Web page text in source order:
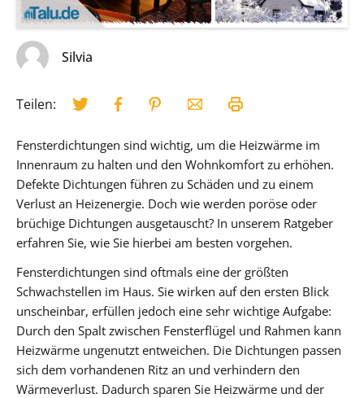
Silvia
Teilen:
Fensterdichtungen sind wichtig, um die Heizwärme im
Innenraum zu halten und den Wohnkomfort zu erhöhen.
Defekte Dichtungen führen zu Schäden und zu einem
Verlust an Heizenergie. Doch wie werden poröse oder
brüchige Dichtungen ausgetauscht? In unserem Ratgeber
erfahren Sie, wie Sie hierbei am besten vorgehen.
Fensterdichtungen sind oftmals eine der größten
Schwachstellen im Haus. Sie wirken auf den ersten Blick
unscheinbar, erfüllen jedoch eine sehr wichtige Aufgabe:
Durch den Spalt zwischen Fensterflügel und Rahmen kann
Heizwärme ungenutzt entweichen. Die Dichtungen passen
sich dem vorhandenen Ritz an und verhindern den
Wärmeverlust. Dadurch sparen Sie Heizwärme und der